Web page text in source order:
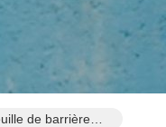
de barrière